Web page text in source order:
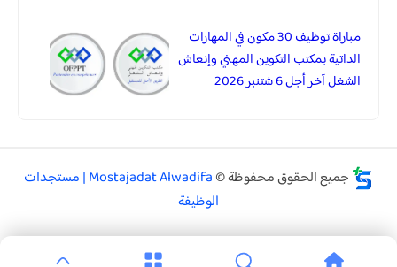
مباراة توظيف 30 مكون في المهارات
الداتية بمكتب التكوين المهني وإنعاش
الشغل آخر أجل 6 شتنبر 2026
جميع الحقوق محفوظة ©
Mostajadat Alwadifa | مستجدات
الوظيفة